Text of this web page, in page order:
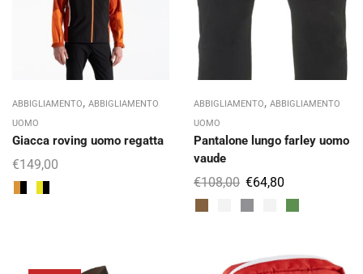
ABBIGLIAMENTO, ABBIGLIAMENTO
UOMO
Giacca roving uomo regatta
€149,00
ABBIGLIAMENTO, ABBIGLIAMENTO
UOMO
Pantalone lungo farley uomo
vaude
€108,00 €64,80